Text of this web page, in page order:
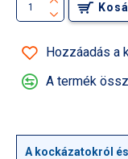
Hozzáadás a
A termék
A kockázatokról